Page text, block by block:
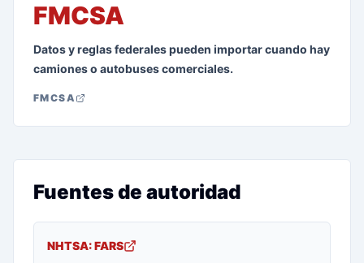
FMCSA
Datos y reglas federales pueden importar cuando hay
camiones o autobuses comerciales.
FMCSA
Fuentes de autoridad
NHTSA: FARS